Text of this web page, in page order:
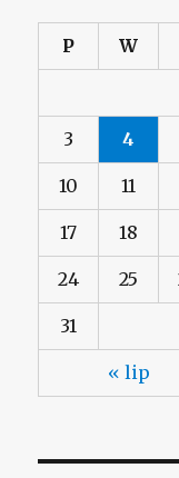
P W
« lip
3 4
10 11
17 18
24 25
31